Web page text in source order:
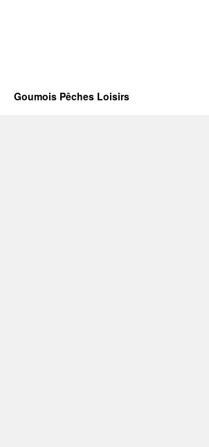
Goumois Pêches Loisirs